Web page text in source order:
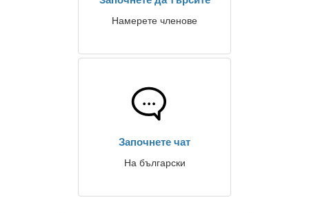
Намерете членове
Започнете чат
На български